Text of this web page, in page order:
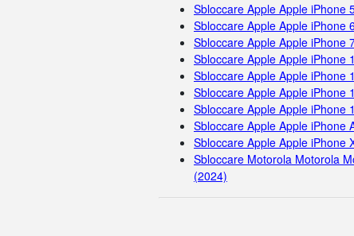
Sbloccare Apple Apple iPhone
Sbloccare Apple Apple iPhone 6
Sbloccare Apple Apple iPhone
Sbloccare Apple Apple iPhone
Sbloccare Apple Apple iPhone
Sbloccare Apple Apple iPhone
Sbloccare Apple Apple iPhone
Sbloccare Apple Apple iPhone
Sbloccare Apple Apple iPhone
Sbloccare Motorola Motorola
(2024)